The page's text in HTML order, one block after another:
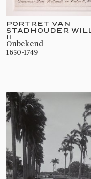
PORTRET VAN
STADHOUDER
II
onbekend
1650-1749